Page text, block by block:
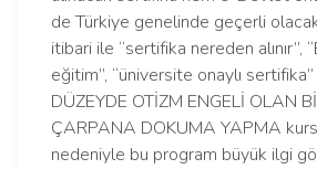
de Türkiye genelinde geçerli
itibari ile “sertifika nereden alınır”,
eğitim”, “üniversite onaylı
DÜZEYDE OTİZM ENGELİ OLAN
ÇARPANA DOKUMA YAPMA
nedeniyle bu program büyük ilgi